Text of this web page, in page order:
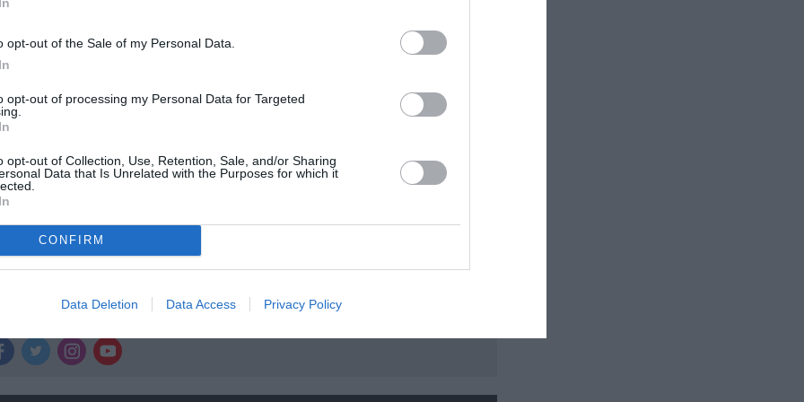
opt-out of the Sale of my Personal Data.
opt-out of processing my Personal Data for Targeted
opt-out of Collection, Use, Retention, Sale, and/or Sharing
Data that Is Unrelated with the Purposes for which it
CONFIRM
Data Deletion Data Access Privacy Policy
στο
2025
και τον Πολιτισμό!